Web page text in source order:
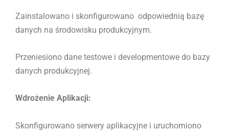
Zainstalowano i skonfigurowano odpowiednią bazę
danych na środowisku produkcyjnym.
Przeniesiono dane testowe i developmentowe do bazy
danych produkcyjnej.
Wdrożenie Aplikacji:
Skonfigurowano serwery aplikacyjne i uruchomiono